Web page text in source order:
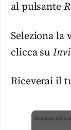
al pulsante
Seleziona la
clicca su
Riceverai il